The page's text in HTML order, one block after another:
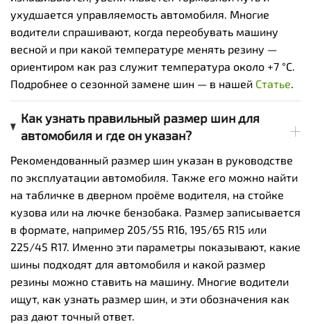
ухудшается управляемость автомобиля. Многие
водители спрашивают, когда переобувать машину
весной и при какой температуре менять резину —
ориентиром как раз служит температура около +7 °C.
Подробнее о сезонной замене шин — в нашей Cтатье.
Как узнать правильный размер шин для
автомобиля и где он указан?
Рекомендованный размер шин указан в руководстве
по эксплуатации автомобиля. Также его можно найти
на табличке в дверном проёме водителя, на стойке
кузова или на лючке бензобака. Размер записывается
в формате, например 205/55 R16, 195/65 R15 или
225/45 R17. Именно эти параметры показывают, какие
шины подходят для автомобиля и какой размер
резины можно ставить на машину. Многие водители
ищут, как узнать размер шин, и эти обозначения как
раз дают точный ответ.